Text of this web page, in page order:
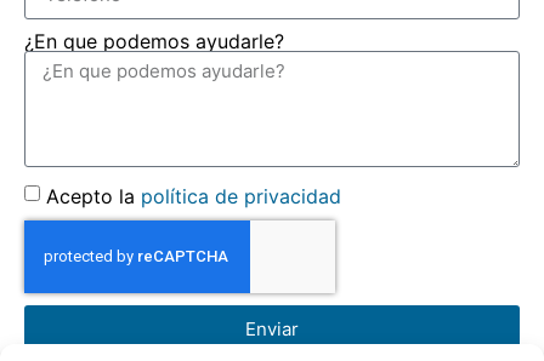
¿En que podemos ayudarle?
Acepto la política de privacidad
Enviar